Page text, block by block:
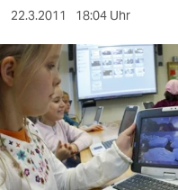
sport
berlin
nord
wahrheit
verlag
22.3.2011 18:04 Uhr